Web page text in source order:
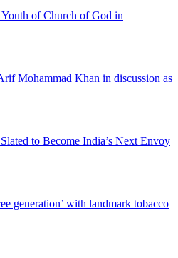
of Church of God in
Mohammad Khan in discussion as
to Become India’s Next Envoy
generation’ with landmark tobacco